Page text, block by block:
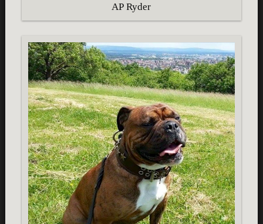
AP Ryder